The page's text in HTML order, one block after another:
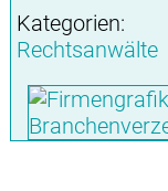
Kategorien:
Rechtsanwälte